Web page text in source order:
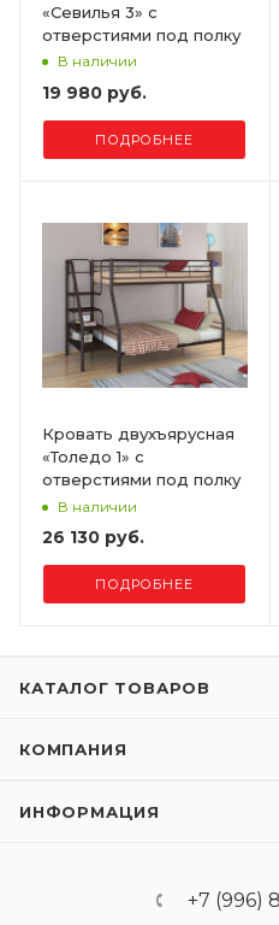
«Севилья 3» с
отверстиями под полку
В наличии
19 980 руб.
ПОДРОБНЕЕ
Кровать двухъярусная
«Толедо 1» с
отверстиями под полку
В наличии
26 130 руб.
ПОДРОБНЕЕ
КАТАЛОГ ТОВАРОВ
КОМПАНИЯ
ИНФОРМАЦИЯ
+7 (996)